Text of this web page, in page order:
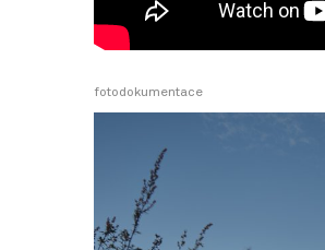
fotodokumentace